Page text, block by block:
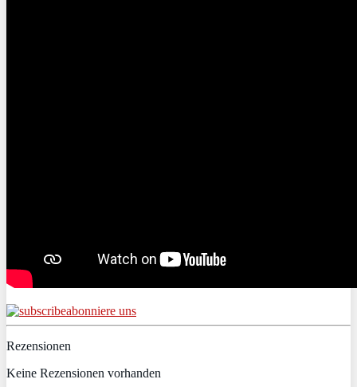
abonniere uns
Rezensionen
Keine Rezensionen vorhanden